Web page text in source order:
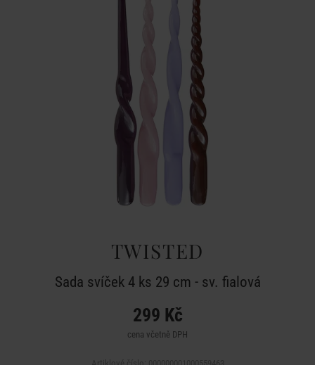
TWISTED
Sada svíček 4 ks 29 cm - sv. fialová
299 Kč
cena včetně DPH